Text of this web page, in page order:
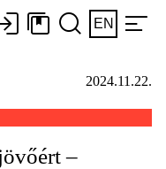
EN
2024.11.22.
–